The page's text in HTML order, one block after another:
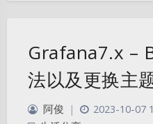
Grafana7.x –
法以及更换主
阿俊 | 2023-10-07